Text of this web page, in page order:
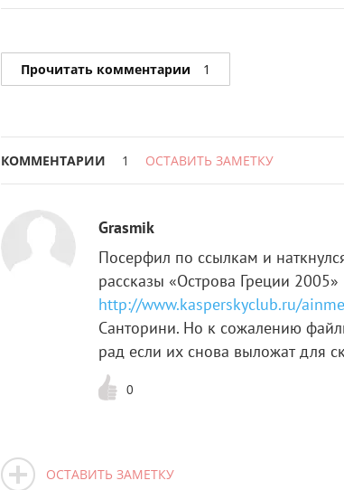
Прочитать комментарии 1
КОММЕНТАРИИ 1 ОСТАВИТЬ ЗАМЕТКУ
Grasmik
Посерфил по ссылкам и
рассказы «Острова Греции 2005»
http://www.kasperskyclub.ru/
Санторини. Но к сожалению
рад если их снова выложат для
0
ОСТАВИТЬ ЗАМЕТКУ